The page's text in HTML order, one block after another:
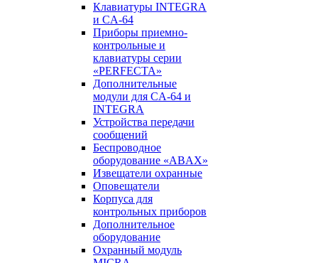
Клавиатуры INTEGRA
и CA-64
Приборы приемно-
контрольные и
клавиатуры серии
«PERFECTA»
Дополнительные
модули для CA-64 и
INTEGRA
Устройства передачи
сообщений
Беспроводное
оборудование «ABAX»
Извещатели охранные
Оповещатели
Корпуса для
контрольных приборов
Дополнительное
оборудование
Охранный модуль